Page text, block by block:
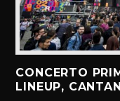
CONCERTO
LINEUP,